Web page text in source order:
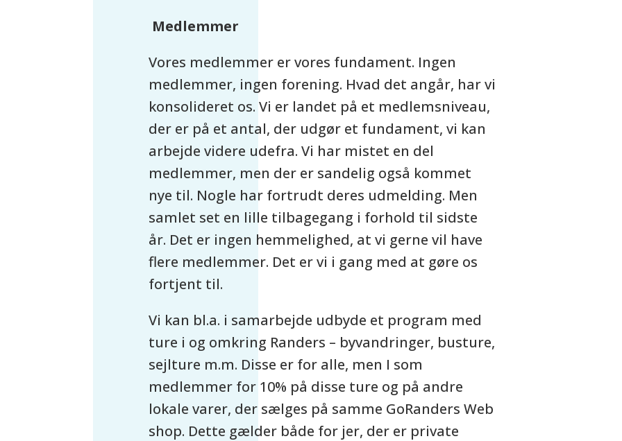
Medlemmer
Vores medlemmer er vores fundament. Ingen
medlemmer, ingen forening. Hvad det angår, har vi
konsolideret os. Vi er landet på et medlemsniveau,
der er på et antal, der udgør et fundament, vi kan
arbejde videre udefra. Vi har mistet en del
medlemmer, men der er sandelig også kommet
nye til. Nogle har fortrudt deres udmelding. Men
samlet set en lille tilbagegang i forhold til sidste
år. Det er ingen hemmelighed, at vi gerne vil have
flere medlemmer. Det er vi i gang med at gøre os
fortjent til.
Vi kan bl.a. i samarbejde udbyde et program med
ture i og omkring Randers – byvandringer, busture,
sejlture m.m. Disse er for alle, men I som
medlemmer for 10% på disse ture og på andre
lokale varer, der sælges på samme GoRanders Web
shop. Dette gælder både for jer, der er private